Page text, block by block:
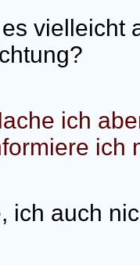
vielleicht
ich
ich
ich auch